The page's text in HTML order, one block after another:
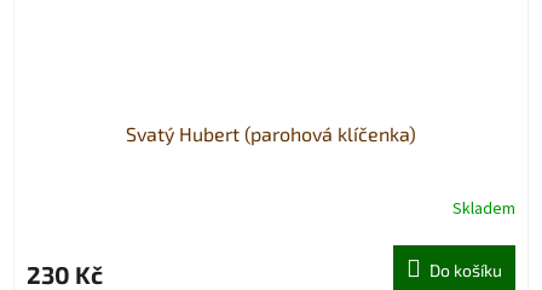
Svatý Hubert (parohová klíčenka)
Skladem
230 Kč Do košíku